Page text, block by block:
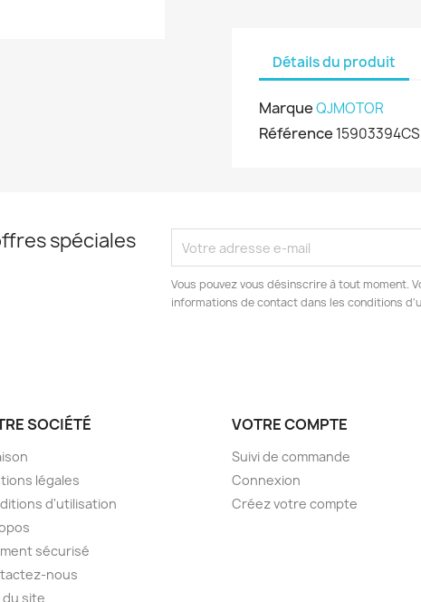
Détails du produit
MarqueQJMOTOR
Référence
spéciales
Vous pouvez vous désinscrire à tout moment.
informations de contact dans les conditions
SOCIÉTÉ
légales
d'utilisation
sécurisé
nous
du site
VOTRE COMPTE
Suivi de commande
Connexion
Créez votre compte